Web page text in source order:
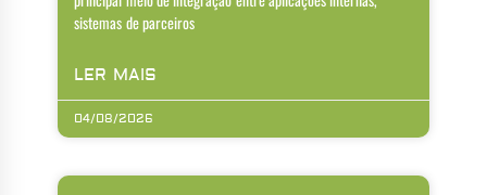
sistemas de parceiros
LER MAIS
04/08/2026